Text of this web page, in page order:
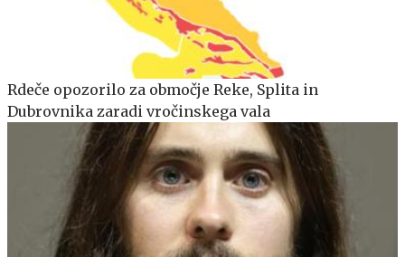
Rdeče opozorilo za območje Reke, Splita in
Dubrovnika zaradi vročinskega vala